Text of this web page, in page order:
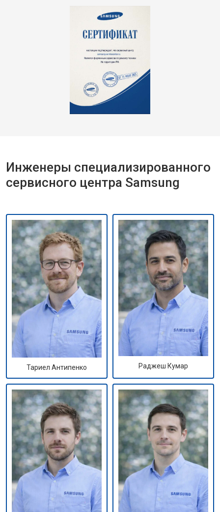
Инженеры специализированного
сервисного центра Samsung
Тариел Антипенко Раджеш Кумар